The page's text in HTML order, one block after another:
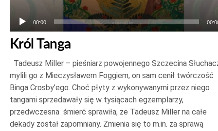
00:00
Król Tanga
Tadeusz Miller – pieśniarz powojennego Szczecina
mylili go z Mieczysławem Foggiem, on sam cenił twórczość
Binga Crosby’ego. Choć płyty z wykonywanymi przez niego
tangami sprzedawały się w tysiącach egzemplarzy,
przedwczesna śmierć sprawiła, że Tadeusz Miller na całe
dekady został zapomniany. Zmienia się to m.in. za sprawą